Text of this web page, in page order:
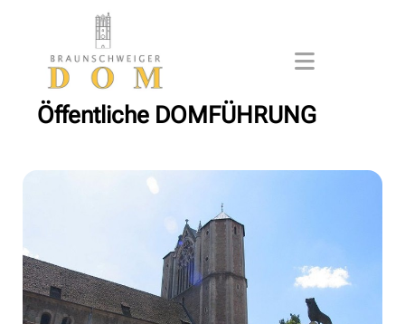
Öffentliche DOMFÜHRUNG